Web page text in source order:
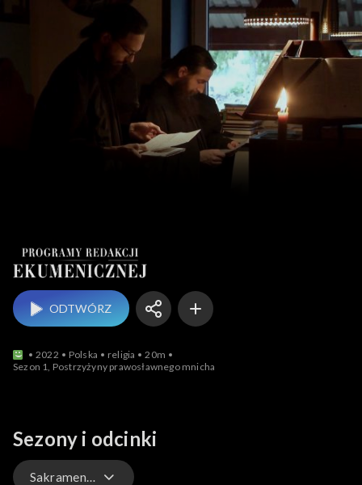
ODTWÓRZ
2022 Polska religia
20m
Sezon 1, Postrzyżyny prawosławnego mnicha
Sezony i odcinki
Sakramenty